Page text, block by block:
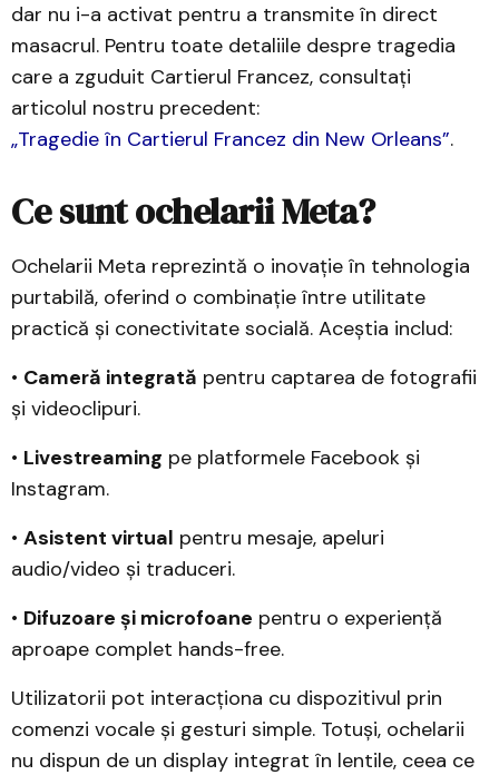
dar nu i-a activat pentru a transmite în direct
masacrul. Pentru toate detaliile despre tragedia
care a zguduit Cartierul Francez, consultați
articolul nostru precedent:
„Tragedie în Cartierul Francez din New Orleans”.
Ce sunt ochelarii Meta?
Ochelarii Meta reprezintă o inovație în tehnologia
purtabilă, oferind o combinație între utilitate
practică și conectivitate socială. Aceștia includ:
• Cameră integrată pentru captarea de fotografii
și videoclipuri.
• Livestreaming pe platformele Facebook și
Instagram.
• Asistent virtual pentru mesaje, apeluri
audio/video și traduceri.
• Difuzoare și microfoane pentru o experiență
aproape complet hands-free.
Utilizatorii pot interacționa cu dispozitivul prin
comenzi vocale și gesturi simple. Totuși, ochelarii
nu dispun de un display integrat în lentile, ceea ce